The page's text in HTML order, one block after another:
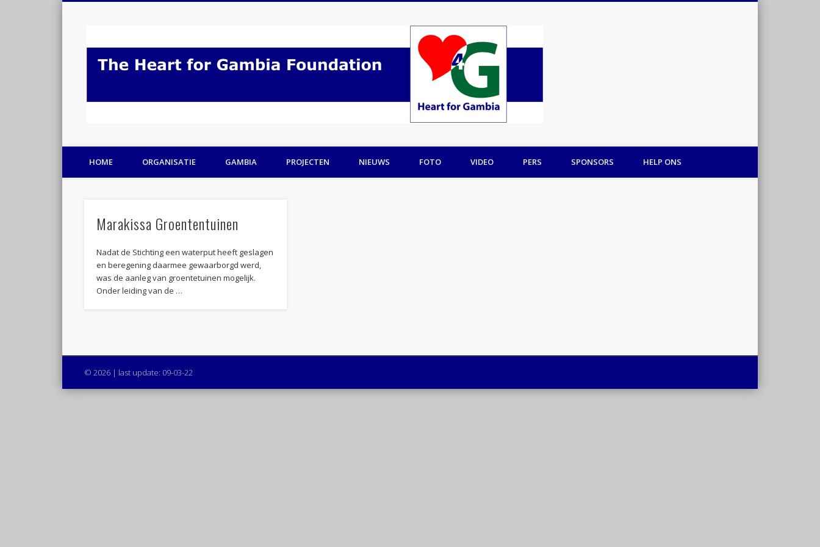
HOME ORGANISATIE GAMBIA PROJECTEN NIEUWS FOTO VIDEO PERS SPONSORS HELP ONS
Marakissa Groententuinen
Nadat de Stichting een waterput heeft geslagen
en beregening daarmee gewaarborgd werd,
was de aanleg van groentetuinen mogelijk.
Onder leiding van de …
© 2026 | last update: 09-03-22